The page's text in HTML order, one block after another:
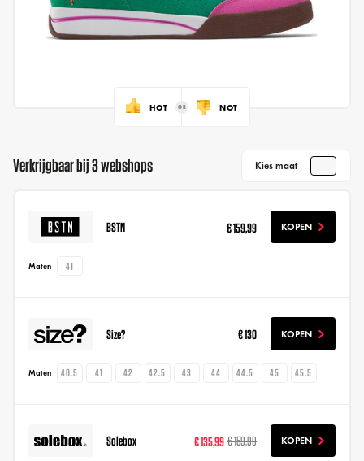
HOT NOT
Verkrijgbaar bij 3 webshops Kies maat
BSTN € 159,99 KOPEN
Maten 41
Size? € 130 KOPEN
Maten 40.5 41 42 42.5 43 44 44.5 45 45.5
Solebox € 135,99 € 159,99 KOPEN